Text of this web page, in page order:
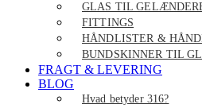
GLAS TIL
FITTINGS
HÅNDLISTER &
BUNDSKINNER TIL
FRAGT & LEVERING
BLOG
Hvad betyder 316?